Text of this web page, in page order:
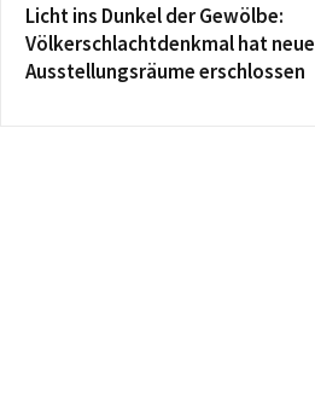
Licht ins Dunkel der Gewölbe:
Völkerschlachtdenkmal hat neue
Ausstellungsräume erschlossen